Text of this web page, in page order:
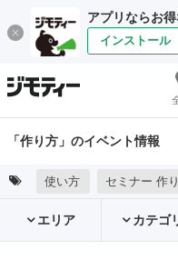
アプリならお
インストール
「作り方」のイベント情報
使い方 セミナー 作
エリア カテゴ